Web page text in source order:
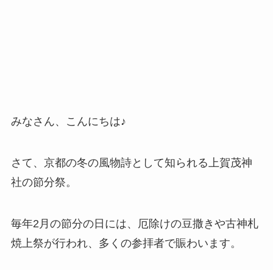
みなさん、こんにちは♪
さて、京都の冬の風物詩として知られる上賀茂神
社の節分祭。
毎年2月の節分の日には、厄除けの豆撒きや古神札
焼上祭が行われ、多くの参拝者で賑わいます。